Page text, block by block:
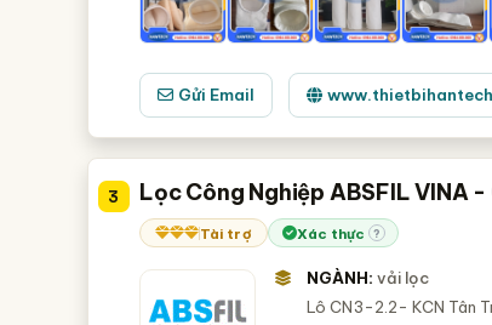
Gửi Email
3 Lọc Công Nghiệp ABSFIL VINA
Tài trợ Xác thực ?
NGÀNH: vải lọc
Lô CN3-2.2- KCN Tân